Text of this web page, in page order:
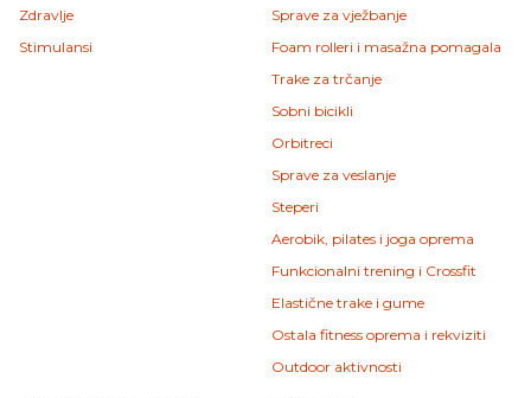
Zdravlje
Stimulansi
Sprave za vježbanje
Foam rolleri i masažna pomagala
Trake za trčanje
Sobni bicikli
Orbitreci
Sprave za veslanje
Steperi
Aerobik, pilates i joga oprema
Funkcionalni trening i Crossfit
Elastične trake i gume
Ostala fitness oprema i rekviziti
Outdoor aktivnosti